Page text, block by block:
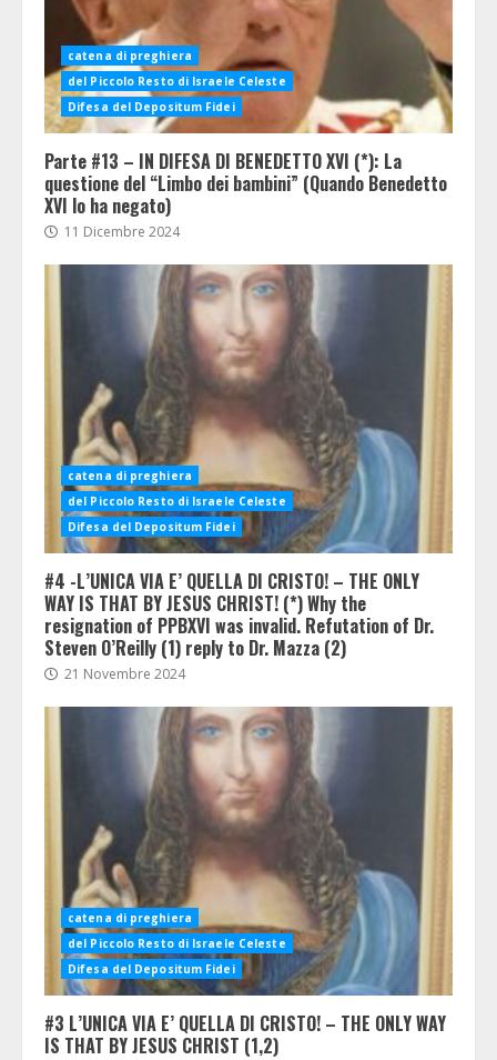
catena di preghiera
del Piccolo Resto di Israele Celeste
Difesa del Depositum Fidei
Parte #13 – IN DIFESA DI BENEDETTO XVI (*): La
questione del “Limbo dei bambini” (Quando Benedetto
XVI lo ha negato)
11 Dicembre 2024
catena di preghiera
del Piccolo Resto di Israele Celeste
Difesa del Depositum Fidei
#4 -L’UNICA VIA E’ QUELLA DI CRISTO! – THE ONLY
WAY IS THAT BY JESUS CHRIST! (*) Why the
resignation of PPBXVI was invalid. Refutation of Dr.
Steven O’Reilly (1) reply to Dr. Mazza (2)
21 Novembre 2024
catena di preghiera
del Piccolo Resto di Israele Celeste
Difesa del Depositum Fidei
#3 L’UNICA VIA E’ QUELLA DI CRISTO! – THE ONLY WAY
IS THAT BY JESUS CHRIST (1,2)